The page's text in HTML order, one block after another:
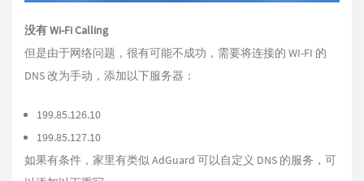
没有 Wi-Fi Calling
但是由于网络问题，很有可能不成功，需要将连接的 WI-FI 的
DNS 改为手动，添加以下服务器：
199.85.126.10
199.85.127.10
如果有条件，家里有类似 AdGuard 可以自定义 DNS 的服务，可